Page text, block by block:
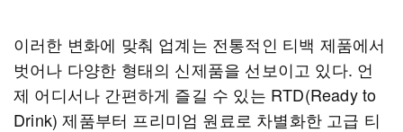
이러한 변화에 맞춰 업계는 전통적인 티백 제품에서
벗어나 다양한 형태의 신제품을 선보이고 있다. 언
제 어디서나 간편하게 즐길 수 있는 RTD(Ready to
Drink) 제품부터 프리미엄 원료로 차별화한 고급 티